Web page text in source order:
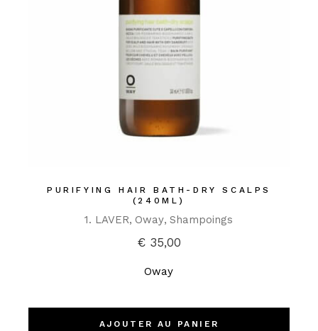
PURIFYING HAIR BATH-DRY SCALPS
(240ML)
1. LAVER Oway Shampoings
€35,00
Oway
AJOUTER AU PANIER